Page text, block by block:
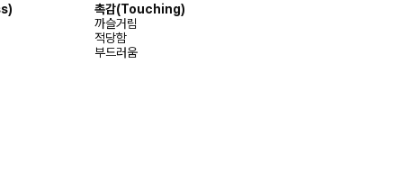
촉감(Touching)
까슬거림
적당함
부드러움